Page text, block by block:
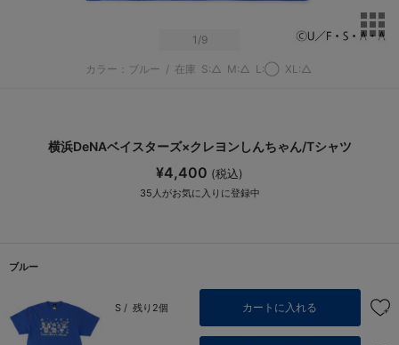
1 /9
カラー：ブルー / 在庫 S:△ M:△ L:◯ XL:△
横浜DeNAベイスターズ×クレヨンしんちゃん/Tシャツ
¥4,400 (税込)
35 人がお気に入りに登録中
ブルー
S / 残り2個 カートに入れる